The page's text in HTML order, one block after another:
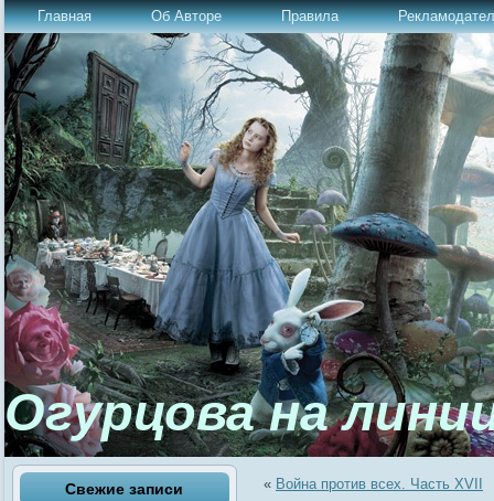
Главная Об Авторе Правила
Огурцова на
Свежие записи « Война против всех. Часть ХVII